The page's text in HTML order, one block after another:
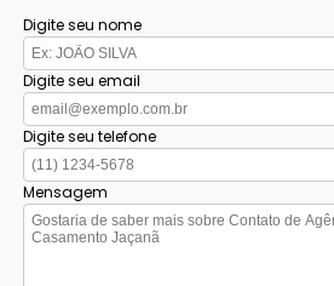
Digite seu nome
Digite seu email
Digite seu telefone
Mensagem